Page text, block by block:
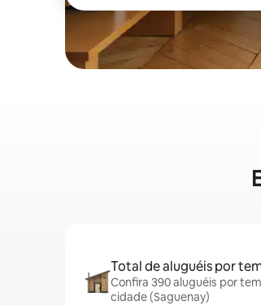
Total de aluguéis por
Confira 390 aluguéis por
cidade (Saguenay)